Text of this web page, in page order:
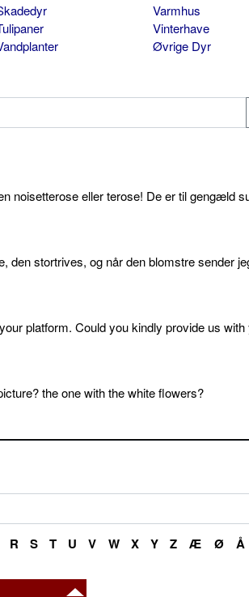
Varmhus
Vinterhave
Øvrige Dyr
noisetterose eller terose! De er til gengæld
den stortrives, og når den blomstre sender
platform. Could you kindly provide us with
the one with the white flowers?
R S T U V W X Y Z Æ Ø Å